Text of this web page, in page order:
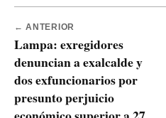
← ANTERIOR
Lampa: exregidores
denuncian a exalcalde y
dos exfuncionarios por
presunto perjuicio